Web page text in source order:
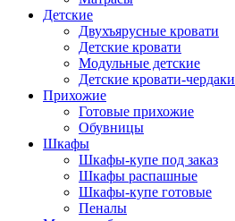
Детские
Двухъярусные кровати
Детские кровати
Модульные детские
Детские кровати-чердаки
Прихожие
Готовые прихожие
Обувницы
Шкафы
Шкафы-купе под заказ
Шкафы распашные
Шкафы-купе готовые
Пеналы